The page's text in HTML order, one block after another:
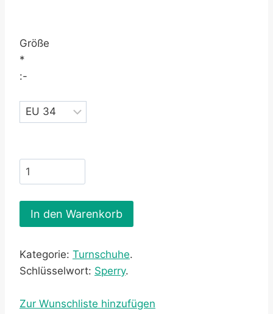
Größe
*
:-
In den Warenkorb
Kategorie: Turnschuhe.
Schlüsselwort: Sperry.
Zur Wunschliste hinzufügen